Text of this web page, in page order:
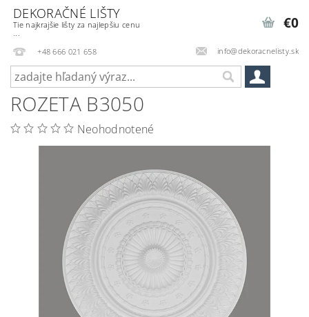
DEKORAČNÉ LIŠTY
Tie najkrajšie lišty za najlepšiu cenu
...
+48 666 021 658
info@dekoracnelisty.sk
€0
ROZETA B3050
Neohodnotené